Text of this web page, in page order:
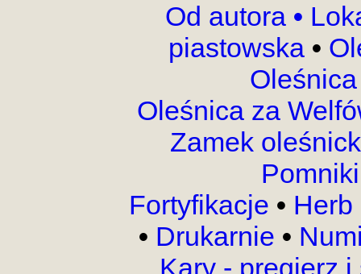
Od autora •
piastowska •
Oleśnica za
Zamek
Fortyfikacje •
• Drukarnie •
Kary - pręgierz